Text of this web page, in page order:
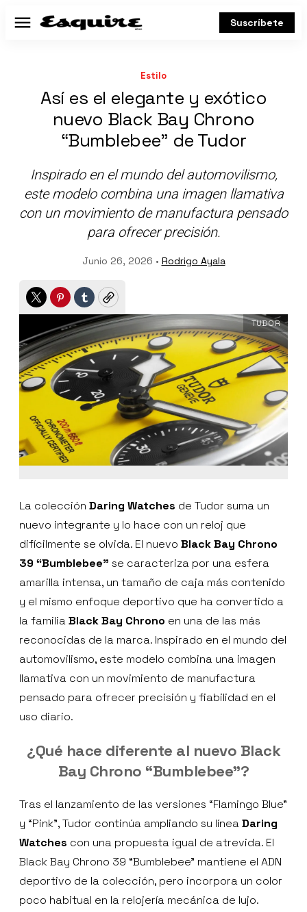
Menú Suscríbete
Estilo
Así es el elegante y exótico
nuevo Black Bay Chrono
“Bumblebee” de Tudor
Inspirado en el mundo del automovilismo,
este modelo combina una imagen llamativa
con un movimiento de manufactura pensado
para ofrecer precisión.
Junio 26, 2026 • Rodrigo Ayala
TwitterPinterest
TumblrCopy
TUDOR
La colección Daring Watches de Tudor suma un
nuevo integrante y lo hace con un reloj que
difícilmente se olvida. El nuevo Black Bay Chrono
39 “Bumblebee” se caracteriza por una esfera
amarilla intensa, un tamaño de caja más contenido
y el mismo enfoque deportivo que ha convertido a
la familiaBlack Bay Chrono en una de las más
reconocidas de la marca. Inspirado en el mundo del
automovilismo, este modelo combina una imagen
llamativa con un movimiento de manufactura
pensado para ofrecer precisión y fiabilidad en el
uso diario.
¿Qué hace diferente al nuevo Black
Bay Chrono “Bumblebee”?
Tras el lanzamiento de las versiones “Flamingo Blue”
y “Pink”, Tudor continúa ampliando su líneaDaring
Watches con una propuesta igual de atrevida. El
Black Bay Chrono 39 “Bumblebee” mantiene el ADN
deportivo de la colección, pero incorpora un color
poco habitual en la relojería mecánica de lujo.